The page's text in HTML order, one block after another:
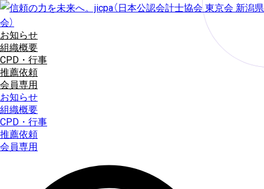
コ
ン
テ
ン
ツ
に
ス
キ
ッ
プ
お知らせ
組織概要
CPD・行事
推薦依頼
会員専用
お知らせ
組織概要
CPD・行事
推薦依頼
会員専用